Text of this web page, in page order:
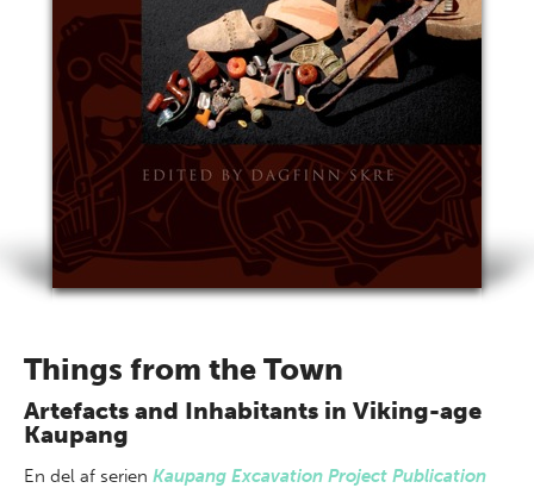
Things from the Town
Artefacts and Inhabitants in Viking-age
Kaupang
En del af serien Kaupang Excavation Project Publication